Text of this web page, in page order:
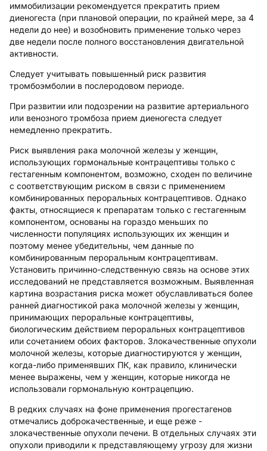
иммобилизации рекомендуется прекратить прием
диеногеста (при плановой операции, по крайней мере, за 4
недели до нее) и возобновить применение только через
две недели после полного восстановления двигательной
активности.
Следует учитывать повышенный риск развития
тромбоэмболии в послеродовом периоде.
При развитии или подозрении на развитие артериального
или венозного тромбоза прием диеногеста следует
немедленно прекратить.
Риск выявления рака молочной железы у женщин,
использующих гормональные контрацептивы только с
гестагенным компонентом, возможно, сходен по величине
с соответствующим риском в связи с применением
комбинированных пероральных контрацептивов. Однако
факты, относящиеся к препаратам только с гестагенным
компонентом, основаны на гораздо меньших по
численности популяциях использующих их женщин и
поэтому менее убедительны, чем данные по
комбинированным пероральным контрацептивам.
Установить причинно-следственную связь на основе этих
исследований не представляется возможным. Выявленная
картина возрастания риска может обуславливаться более
ранней диагностикой рака молочной железы у женщин,
принимающих пероральные контрацептивы,
биологическим действием пероральных контрацептивов
или сочетанием обоих факторов. Злокачественные опухоли
молочной железы, которые диагностируются у женщин,
когда-либо применявших ПК, как правило, клинически
менее выражены, чем у женщин, которые никогда не
использовали гормональную контрацепцию.
В редких случаях на фоне применения прогестагенов
отмечались доброкачественные, и еще реже -
злокачественные опухоли печени. В отдельных случаях эти
опухоли приводили к представляющему угрозу для жизни